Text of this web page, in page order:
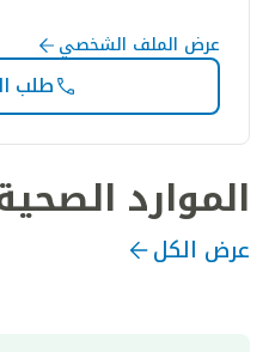
عرض الملف الشخصي
طلب
الموارد
عرض الكل